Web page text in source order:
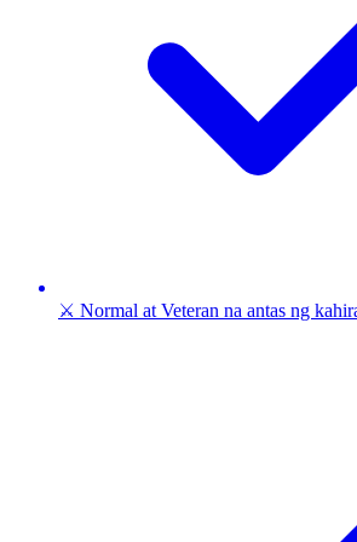
⚔️ Normal at Veteran na antas ng